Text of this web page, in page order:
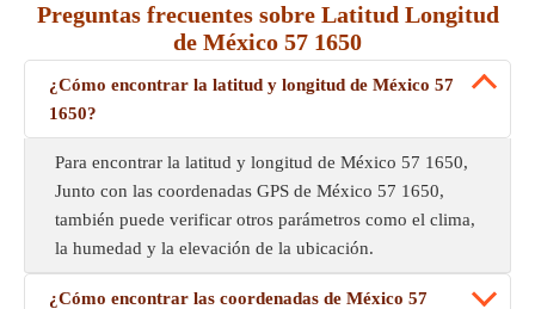
Preguntas frecuentes sobre Latitud Longitud
de México 57 1650
¿Cómo encontrar la latitud y longitud de México 57
1650?
Para encontrar la latitud y longitud de México 57 1650,
Junto con las coordenadas GPS de México 57 1650,
también puede verificar otros parámetros como el clima,
la humedad y la elevación de la ubicación.
¿Cómo encontrar las coordenadas de México 57